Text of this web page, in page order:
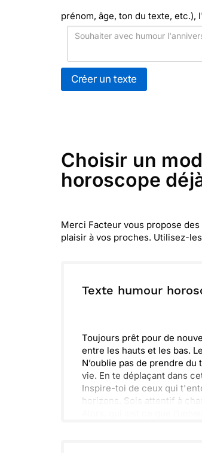
prénom, âge, ton du texte,
Créer un texte
Choisir un
horoscope
Merci Facteur vous propose
plaisir à vos proches. Utilisez-
Texte humour
Toujours prêt pour de
entre les hauts et les bas.
N’oublie pas de prendre
vie. En te déplaçant dans
Inspire-toi de ceux qui
horizons. Sois attentif à